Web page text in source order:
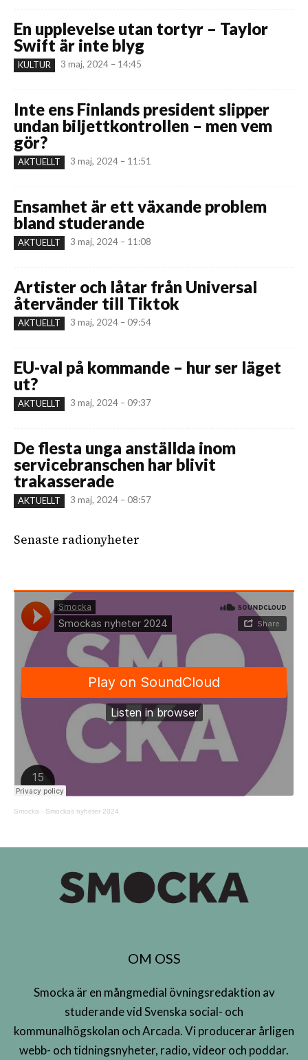
En upplevelse utan tortyr – Taylor
Swift är inte blyg
KULTUR 3 maj, 2024 – 14:45
Inte ens Finlands president slipper
undan biljettkontrollen – men vem
gör?
AKTUELLT 3 maj, 2024 – 11:51
Ensamhet är ett växande problem
bland studerande
AKTUELLT 3 maj, 2024 – 11:08
Artister och låtar från Universal
återvänder till Tiktok
AKTUELLT 3 maj, 2024 – 09:54
EU-val på kommande – hur ser läget
ut?
AKTUELLT 3 maj, 2024 – 09:37
De flesta unga anställda inom
servicebranschen har blivit
trakasserade
AKTUELLT 3 maj, 2024 – 08:57
Senaste radionyheter
Smocka · Smockas nyheter 2024
OM OSS
Smocka är en mångmedial övningsredaktion av
studerande vid Svenska social- och
kommunalhögskolan och Arcada. Vi producerar årligen
webb- och tidningsnyheter, radio, videor och poddar.